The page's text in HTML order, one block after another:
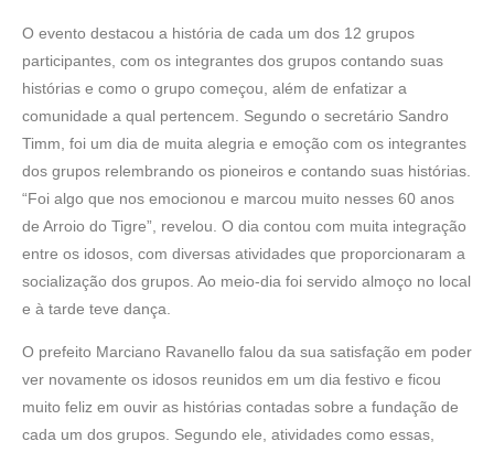
O evento destacou a história de cada um dos 12 grupos
participantes, com os integrantes dos grupos contando suas
histórias e como o grupo começou, além de enfatizar a
comunidade a qual pertencem. Segundo o secretário Sandro
Timm, foi um dia de muita alegria e emoção com os integrantes
dos grupos relembrando os pioneiros e contando suas histórias.
“Foi algo que nos emocionou e marcou muito nesses 60 anos
de Arroio do Tigre”, revelou. O dia contou com muita integração
entre os idosos, com diversas atividades que proporcionaram a
socialização dos grupos. Ao meio-dia foi servido almoço no local
e à tarde teve dança.
O prefeito Marciano Ravanello falou da sua satisfação em poder
ver novamente os idosos reunidos em um dia festivo e ficou
muito feliz em ouvir as histórias contadas sobre a fundação de
cada um dos grupos. Segundo ele, atividades como essas,